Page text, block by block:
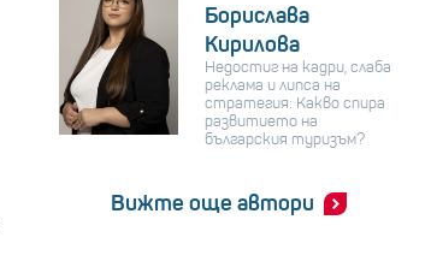
Борислава
Кирилова
Недостиг на кадри, слаба
реклама и липса на
стратегия: Какво спира
развитието на
българския туризъм?
Вижте още автори